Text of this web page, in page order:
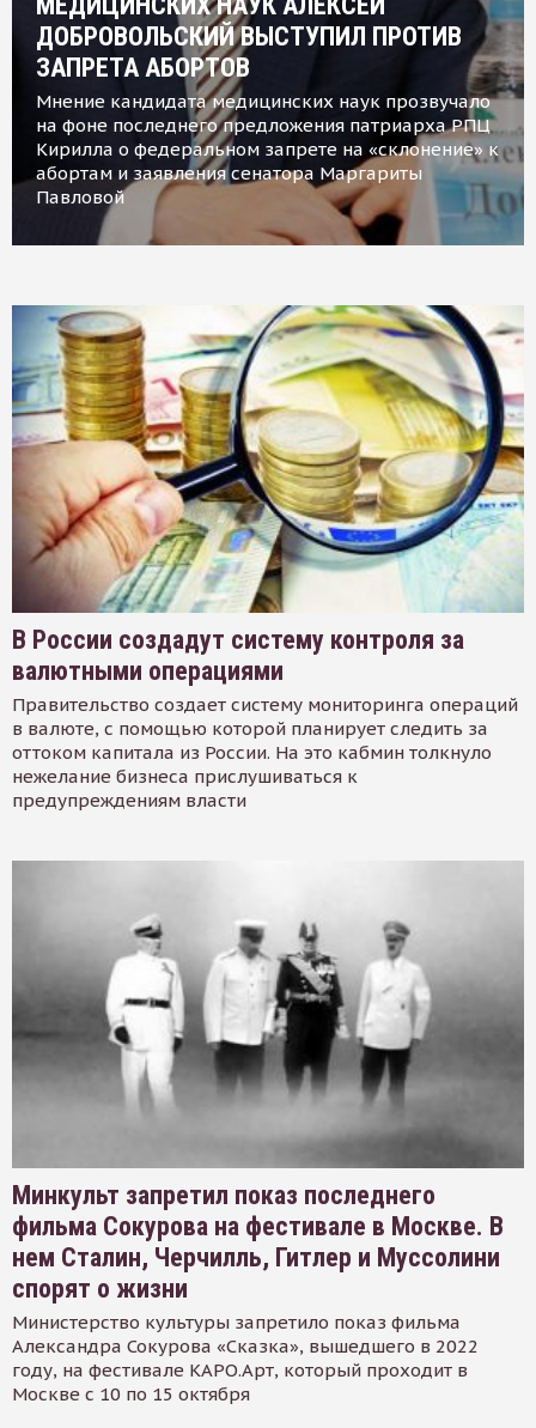
ДОБРОВОЛЬСКИЙ ВЫСТУПИЛ ПРОТИВ
ЗАПРЕТА АБОРТОВ
Мнение кандидата медицинских наук прозвучало
на фоне последнего предложения патриарха РПЦ
Кирилла о федеральном запрете на «склонение» к
абортам и заявления сенатора Маргариты
Павловой
В России создадут систему контроля за
валютными операциями
Правительство создает систему мониторинга операций
в валюте, с помощью которой планирует следить за
оттоком капитала из России. На это кабмин толкнуло
нежелание бизнеса прислушиваться к
предупреждениям власти
Минкульт запретил показ последнего
фильма Сокурова на фестивале в Москве. В
нем Сталин, Черчилль, Гитлер и Муссолини
спорят о жизни
Министерство культуры запретило показ фильма
Александра Сокурова «Сказка», вышедшего в 2022
году, на фестивале КАРО.Арт, который проходит в
Москве с 10 по 15 октября